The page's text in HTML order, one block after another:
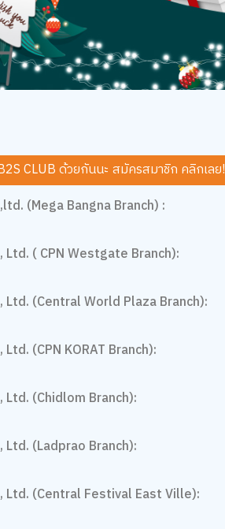
CLUB ด้วยกันนะ สมัครสมาชิก คลิกเลย!
(Mega Bangna Branch) :
Ltd. ( CPN Westgate Branch):
Ltd. (Central World Plaza Branch):
Ltd. (CPN KORAT Branch):
Ltd. (Chidlom Branch):
Ltd. (Ladprao Branch):
Ltd. (Central Festival East Ville):